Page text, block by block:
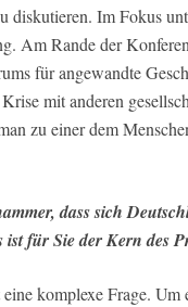
diskutieren. Im Fokus
Am Rande der
für angewandte
mit anderen
zu einer dem
dass sich
für Sie der Kern des
eine komplexe Frage.